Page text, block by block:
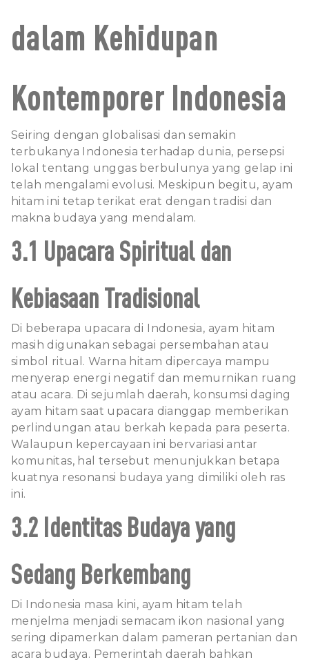
dalam Kehidupan
Kontemporer Indonesia
Seiring dengan globalisasi dan semakin
terbukanya Indonesia terhadap dunia, persepsi
lokal tentang unggas berbulunya yang gelap ini
telah mengalami evolusi. Meskipun begitu, ayam
hitam ini tetap terikat erat dengan tradisi dan
makna budaya yang mendalam.
3.1 Upacara Spiritual dan
Kebiasaan Tradisional
Di beberapa upacara di Indonesia, ayam hitam
masih digunakan sebagai persembahan atau
simbol ritual. Warna hitam dipercaya mampu
menyerap energi negatif dan memurnikan ruang
atau acara. Di sejumlah daerah, konsumsi daging
ayam hitam saat upacara dianggap memberikan
perlindungan atau berkah kepada para peserta.
Walaupun kepercayaan ini bervariasi antar
komunitas, hal tersebut menunjukkan betapa
kuatnya resonansi budaya yang dimiliki oleh ras
ini.
3.2 Identitas Budaya yang
Sedang Berkembang
Di Indonesia masa kini, ayam hitam telah
menjelma menjadi semacam ikon nasional yang
sering dipamerkan dalam pameran pertanian dan
acara budaya. Pemerintah daerah bahkan